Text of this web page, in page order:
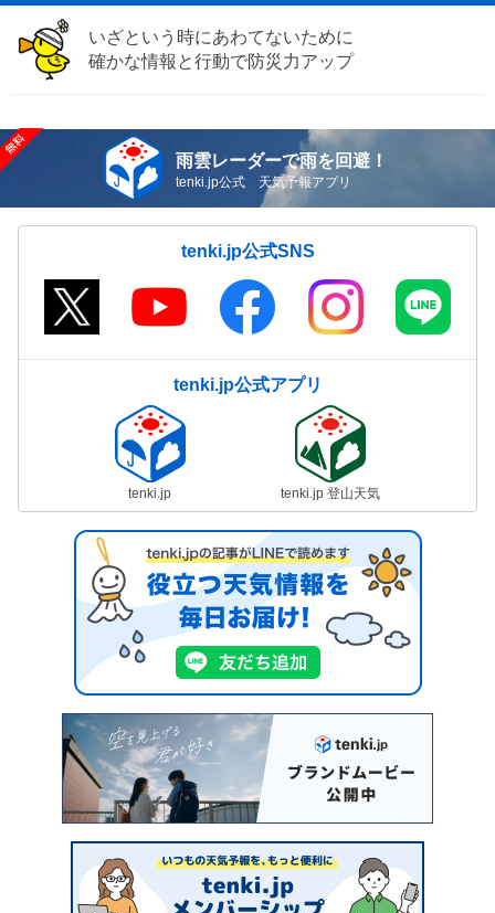
いざという時にあわてないために
確かな情報と行動で防災力アップ
雨雲レーダーで雨を回避！
tenki.jp公式 天気予報アプリ
tenki.jp公式SNS
tenki.jp公式アプリ
tenki.jp tenki.jp 登山天気